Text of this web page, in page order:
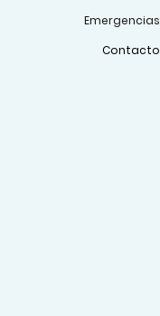
Emergencias
Contacto